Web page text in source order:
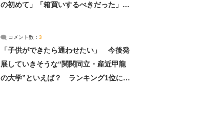
の初めて」「箱買いするべきだった」
コメント数： 3
「子供ができたら通わせたい」 今後発
展していきそうな“関関同立・産近甲龍
の大学”といえば？ ランキング1位に学